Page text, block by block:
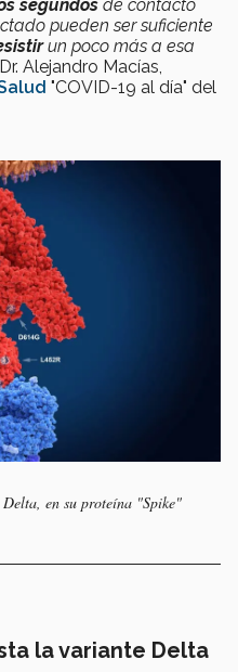
segundos de contacto
pueden ser suficiente
un poco más a esa
Alejandro Macías,
"COVID-19 al día" del
en su proteína "Spike"
la variante Delta